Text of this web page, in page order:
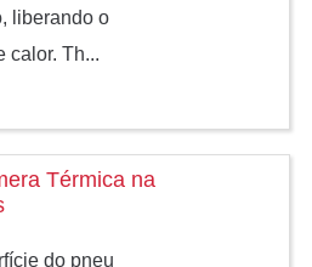
liberando o
calor. Th...
Térmica na
do pneu